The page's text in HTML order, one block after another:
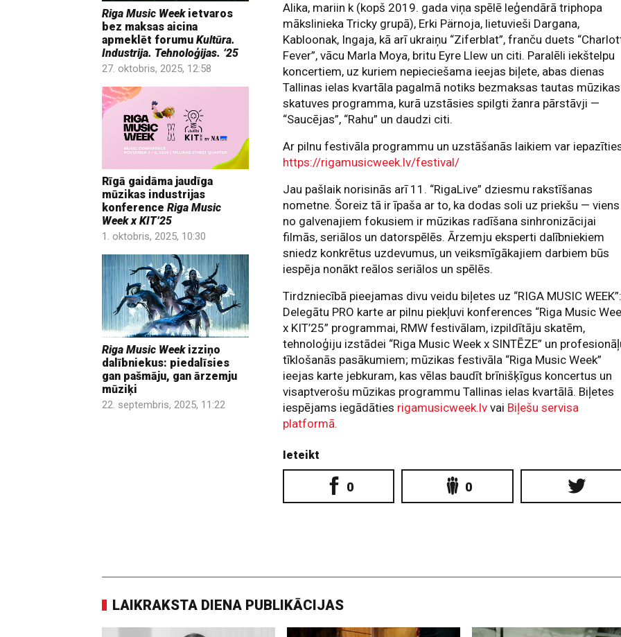
Riga Music Weekietvaros
bez maksas aicina
apmeklēt forumu Kultūra.
Industrija. Tehnoloģijas. ‘25
27. oktobris, 2025, 12:58
Rīgā gaidāma jaudīga
mūzikas industrijas
konference Riga Music
Week x KIT’25
1. oktobris, 2025, 10:30
Riga Music Weekizziņo
dalībniekus: piedalīsies
gan pašmāju, gan ārzemju
mūziķi
22. septembris, 2025, 11:22
Alika, mariin k (kopš 2019. gada viņa spēlē leģendārā triphopa
mākslinieka Tricky grupā), Erki Pärnoja, lietuvieši Dargana,
Kabloonak, Ingaja, kā arī ukraiņu “Ziferblat”, franču duets
Fever”, vācu Marla Moya, britu Eyre Llew un citi. Paralēli iekštelpu
koncertiem, uz kuriem nepieciešama ieejas biļete, abas dienas
Tallinas ielas kvartāla pagalmā notiks bezmaksas tautas mūzikas
skatuves programma, kurā uzstāsies spilgti žanra pārstāvji —
“Saucējas”, “Rahu” un daudzi citi.
Ar pilnu festivāla programmu un uzstāšanās laikiem var
https://rigamusicweek.lv/festival/
Jau pašlaik norisinās arī 11. “RigaLive” dziesmu rakstīšanas
nometne. Šoreiz tā ir īpaša ar to, ka dodas soli uz priekšu — viens
no galvenajiem fokusiem ir mūzikas radīšana sinhronizācijai
filmās, seriālos un datorspēlēs. Ārzemju eksperti dalībniekiem
sniedz konkrētus uzdevumus, un veiksmīgākajiem darbiem būs
iespēja nonākt reālos seriālos un spēlēs.
Tirdzniecībā pieejamas divu veidu biļetes uz “RIGA MUSIC WEEK”:
Delegātu PRO karte ar pilnu piekļuvi konferences “Riga Music
x KIT’25” programmai, RMW festivālam, izpildītāju skatēm,
tehnoloģiju izstādei “Riga Music Week x SINTĒZE” un
tīklošanās pasākumiem; mūzikas festivāla “Riga Music Week”
ieejas karte jebkuram, kas vēlas baudīt brīnišķīgus koncertus un
visaptverošu mūzikas programmu Tallinas ielas kvartālā. Biļetes
iespējams iegādāties rigamusicweek.lv vai Biļešu servisa
platformā.
Ieteikt
0 0
LAIKRAKSTA DIENA PUBLIKĀCIJAS